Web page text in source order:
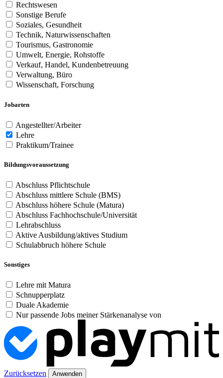
Rechtswesen
Sonstige Berufe
Soziales, Gesundheit
Technik, Naturwissenschaften
Tourismus, Gastronomie
Umwelt, Energie, Rohstoffe
Verkauf, Handel, Kundenbetreuung
Verwaltung, Büro
Wissenschaft, Forschung
Jobarten
Angestellter/Arbeiter
Lehre
Praktikum/Trainee
Bildungsvoraussetzung
Abschluss Pflichtschule
Abschluss mittlere Schule (BMS)
Abschluss höhere Schule (Matura)
Abschluss Fachhochschule/Universität
Lehrabschluss
Aktive Ausbildung/aktives Studium
Schulabbruch höhere Schule
Sonstiges
Lehre mit Matura
Schnupperplatz
Duale Akademie
Nur passende Jobs meiner Stärkenanalyse von
Zurücksetzen Anwenden